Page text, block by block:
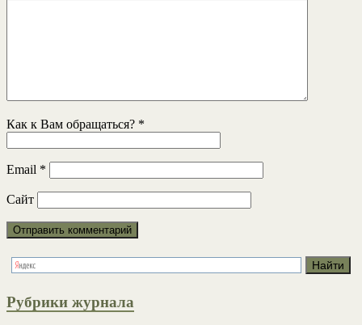
Как к Вам обращаться? *
Email *
Сайт
Рубрики журнала